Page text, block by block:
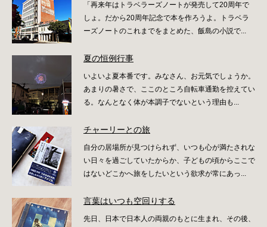
「再来年はトラベラーズノートが発売して20周年で
しょ。だから20周年記念で本を作ろうよ。トラベラ
ーズノートのこれまでをまとめた、飯島の小説で...
夏の恒例行事
いよいよ夏本番です。みなさん、お元気でしょうか。
あまりの暑さで、ここのところ自転車通勤を控えてい
る。なんとなく体が本調子でないという理由も...
チャーリーとの旅
自分の居場所が見つけられず、いつも心が満たされな
い日々を過ごしていたからか、子どもの頃からここで
はないどこかへ旅をしたいという欲求が常にあっ...
言葉はいつも空回りする
先日、日本で日本人の両親のもとに生まれ、その後、